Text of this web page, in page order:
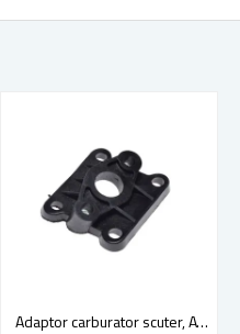
Adaptor carburator scuter, ATV, Pocket Bike